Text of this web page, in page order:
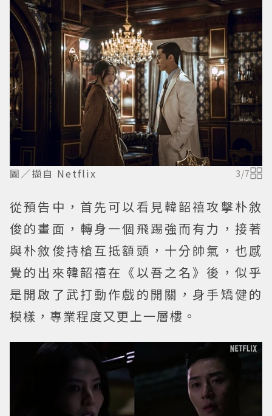
圖／擷自 Netflix 3/7
從預告中，首先可以看見韓韶禧攻擊朴敘
俊的畫面，轉身一個飛踢強而有力，接著
與朴敘俊持槍互抵額頭，十分帥氣，也感
覺的出來韓韶禧在《以吾之名》後，似乎
是開啟了武打動作戲的開關，身手矯健的
模樣，專業程度又更上一層樓。